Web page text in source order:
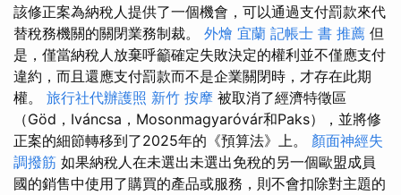
該修正案為納稅人提供了一個機會，可以通過支付罰款來代
替稅務機關的關閉業務制裁。 外燴 宜蘭 記帳士 書 推薦 但
是，僅當納稅人放棄呼籲確定失敗決定的權利並不僅應支付
違約，而且還應支付罰款而不是企業關閉時，才存在此期
權。 旅行社代辦護照 新竹 按摩 被取消了經濟特徵區
（Göd，Iváncsa，Mosonmagyaróvár和Paks），並將修
正案的細節轉移到了2025年的《預算法》上。 顏面神經失
調撥筋 如果納稅人在未選出未選出免稅的另一個歐盟成員
國的銷售中使用了購買的產品或服務，則不會扣除對主題的